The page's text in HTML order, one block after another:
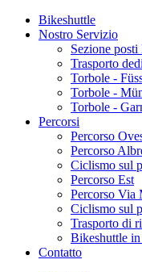
Bikeshuttle
Nostro Servizio
Sezione posti
Trasporto
Torbole -
Torbole -
Torbole -
Percorsi
Percorso
Percorso
Ciclismo sul
Percorso Est
Percorso Via
Ciclismo sul
Trasporto di
Bikeshuttle in
Contatto